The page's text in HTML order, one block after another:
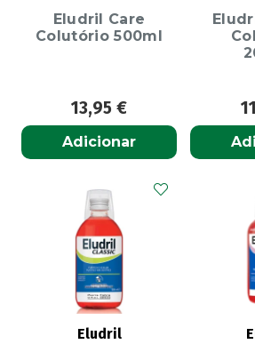
Eludril Care
Colutório 500ml
13,95 €
Adicionar
Eludril